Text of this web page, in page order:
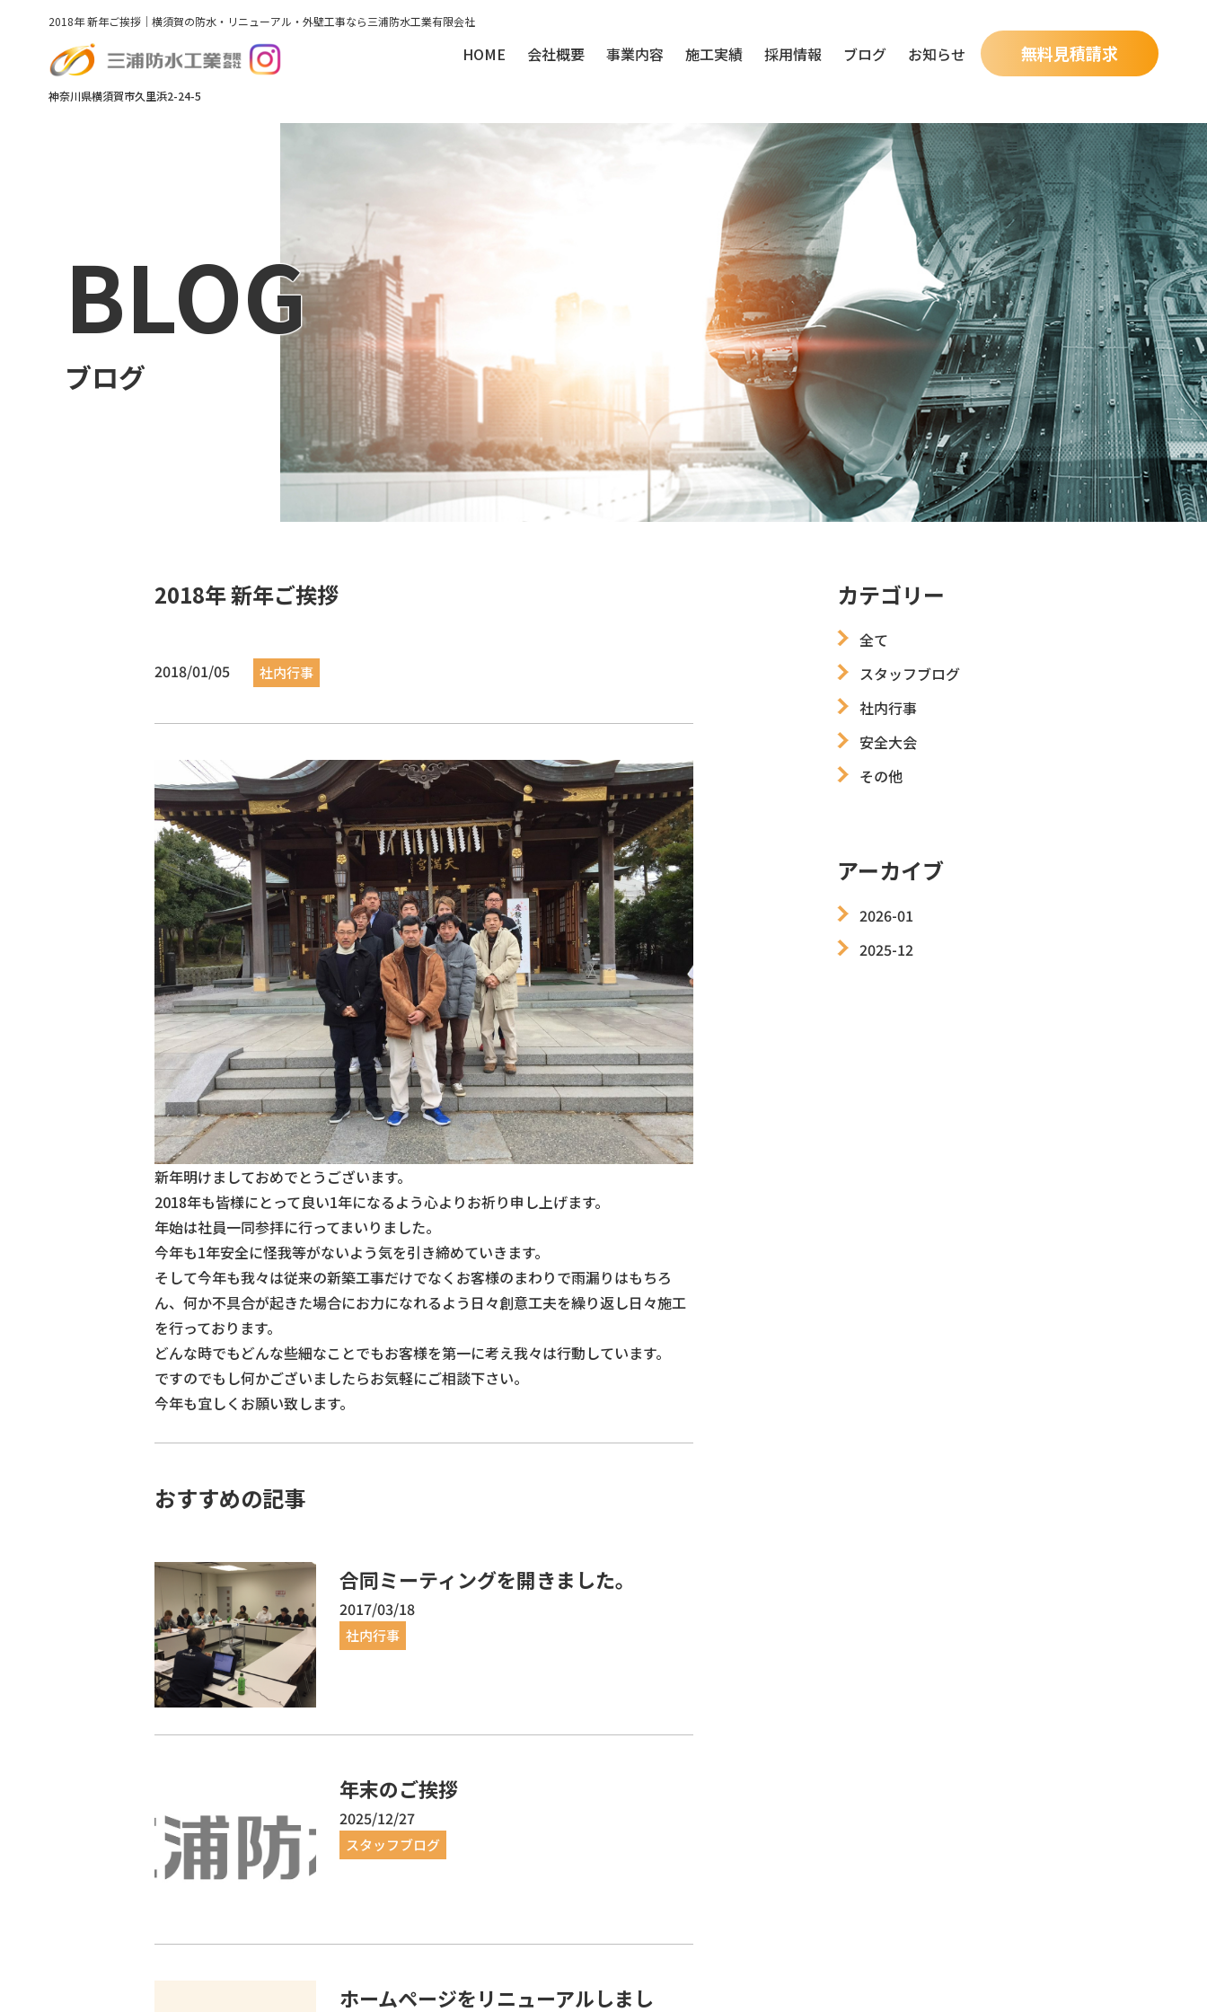
2018年 新年ご挨拶｜横須賀の防水・リニューアル・外壁工事なら三浦防水工業有限会社
神奈川県横須賀市久里浜2-24-5
HOME 会社概要 事業内容 施工実績 採用情報 ブログ お知らせ 無料見積請求
BLOG
ブログ
2018年 新年ご挨拶
2018/01/05 社内行事
新年明けましておめでとうございます。
2018年も皆様にとって良い1年になるよう心よりお祈り申し上げます。
年始は社員一同参拝に行ってまいりました。
今年も1年安全に怪我等がないよう気を引き締めていきます。
そして今年も我々は従来の新築工事だけでなくお客様のまわりで雨漏りはもちろ
ん、何か不具合が起きた場合にお力になれるよう日々創意工夫を繰り返し日々施工
を行っております。
どんな時でもどんな些細なことでもお客様を第一に考え我々は行動しています。
ですのでもし何かございましたらお気軽にご相談下さい。
今年も宜しくお願い致します。
おすすめの記事
合同ミーティングを開きました。
2017/03/18
社内行事
年末のご挨拶
2025/12/27
スタッフブログ
ホームページをリニューアルしまし
カテゴリー
全て
スタッフブログ
社内行事
安全大会
その他
アーカイブ
2026-01
2025-12